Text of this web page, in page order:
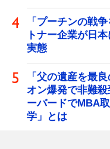
「プーチンの戦
トナー企業が日
実態
「父の遺産を最
オン爆発で非難
ーバードでMBA
学」とは